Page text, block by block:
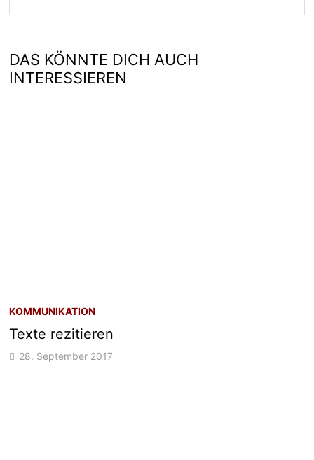
DAS KÖNNTE DICH AUCH
INTERESSIEREN
KOMMUNIKATION
Texte rezitieren
28. September 2017